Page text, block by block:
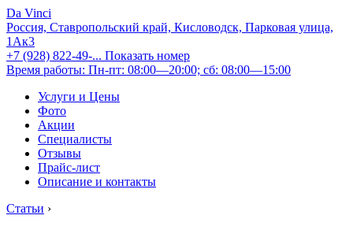
Da Vinci
Россия, Ставропольский край, Кисловодск, Парковая улица,
1Ак3
+7 (928) 822-49-... Показать номер
Время работы: Пн-пт: 08:00—20:00; сб: 08:00—15:00
Услуги и Цены
Фото
Акции
Специалисты
Отзывы
Прайс-лист
Описание и контакты
Статьи ›